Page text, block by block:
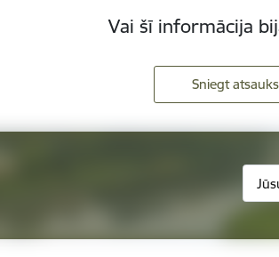
Vai šī informācija
Sniegt